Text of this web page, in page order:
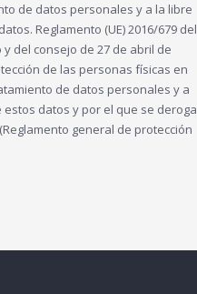
de datos personales y a la libre
Reglamento (UE) 2016/679 del
del consejo de 27 de abril de
de las personas físicas en
de datos personales y a
estos datos y por el que se deroga
general de protección